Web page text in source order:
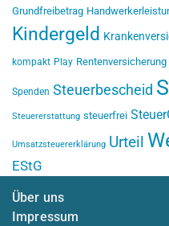
Grundfreibetrag
Kindergeld
kompakt Play Rentenversicherung
Spenden Steuerbescheid
Steuererstattung steuerfrei
Umsatzsteuererklärung Urteil
EStG
Über uns
Impressum